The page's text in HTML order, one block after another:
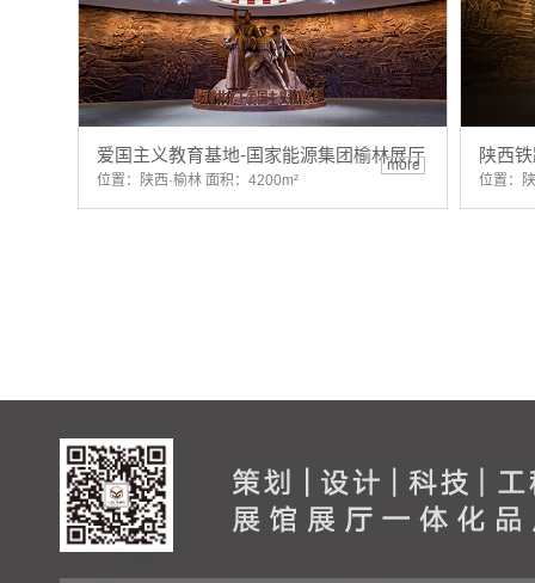
爱国主义教育基地-国家能源集团榆林展厅
位置：陕西·榆林 面积：4200m²
more 陕西
位置：